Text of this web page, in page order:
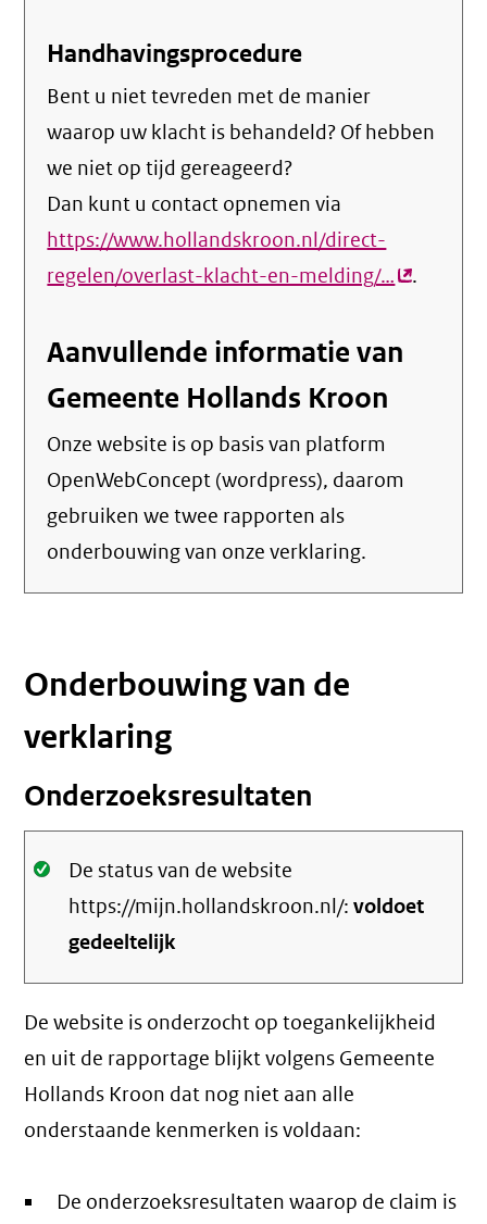
Handhavingsprocedure
Bent u niet tevreden met de manier
waarop uw klacht is behandeld? Of hebben
we niet op tijd gereageerd?
Dan kunt u contact opnemen via
https://www.hollandskroon.nl/direct-
regelen/overlast-klacht-en-melding/…(externe
.
Aanvullende informatie van
Gemeente Hollands Kroon
Onze website is op basis van platform
OpenWebConcept (wordpress), daarom
gebruiken we twee rapporten als
onderbouwing van onze verklaring.
Onderbouwing van de
verklaring
Onderzoeksresultaten
Oké.
De status van de website
https://mijn.hollandskroon.nl/:voldoet
gedeeltelijk
De website is onderzocht op toegankelijkheid
en uit de rapportage blijkt volgens Gemeente
Hollands Kroon dat nog niet aan alle
onderstaande kenmerken is voldaan:
De onderzoeksresultaten waarop de claim is